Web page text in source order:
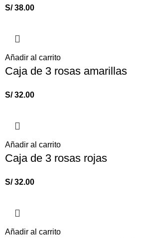
S/38.00
Añadir al carrito
Caja de 3 rosas amarillas
S/32.00
Añadir al carrito
Caja de 3 rosas rojas
S/32.00
Añadir al carrito